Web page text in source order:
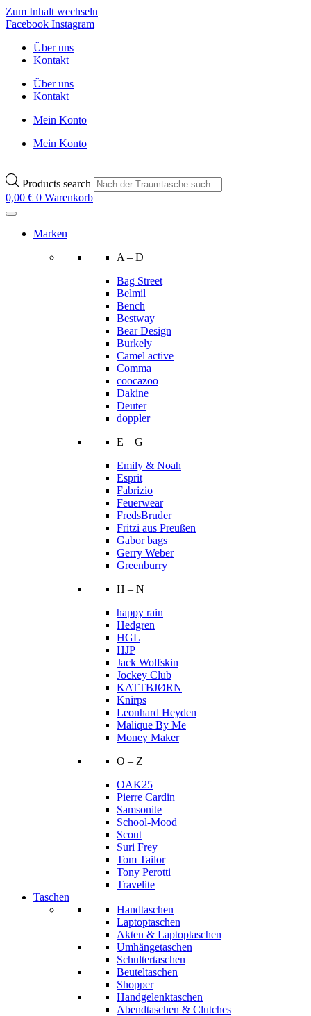
Zum Inhalt wechseln
Facebook Instagram
Über uns
Kontakt
Über uns
Kontakt
Mein Konto
Mein Konto
Products search
0,00 € 0 Warenkorb
Marken
A – D
Bag Street
Belmil
Bench
Bestway
Bear Design
Burkely
Camel active
Comma
coocazoo
Dakine
Deuter
doppler
E – G
Emily & Noah
Esprit
Fabrizio
Feuerwear
FredsBruder
Fritzi aus Preußen
Gabor bags
Gerry Weber
Greenburry
H – N
happy rain
Hedgren
HGL
HJP
Jack Wolfskin
Jockey Club
KATTBJØRN
Knirps
Leonhard Heyden
Malique By Me
Money Maker
O – Z
OAK25
Pierre Cardin
Samsonite
School-Mood
Scout
Suri Frey
Tom Tailor
Tony Perotti
Travelite
Taschen
Handtaschen
Laptoptaschen
Akten & Laptoptaschen
Umhängetaschen
Schultertaschen
Beuteltaschen
Shopper
Handgelenktaschen
Abendtaschen & Clutches